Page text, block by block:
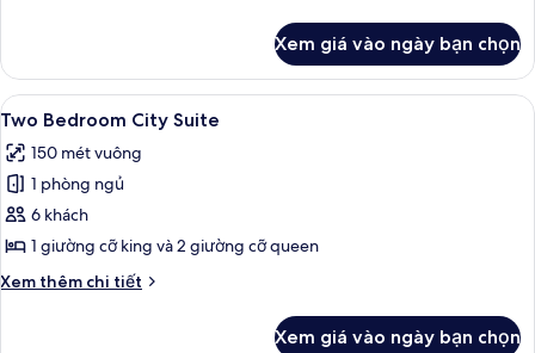
Wraparound
Terrace
Suite
Xem giá vào ngày bạn chọn
Xem
tất
cả
ảnh
Two
Bedroom
City
Suite
Two Bedroom
6
Two Bedroom City Suite
150 mét vuông
1 phòng ngủ
6 khách
1 giường cỡ king và 2 giường cỡ queen
Xem thêm chi tiết
Chi
Xem giá vào ngày bạn chọn